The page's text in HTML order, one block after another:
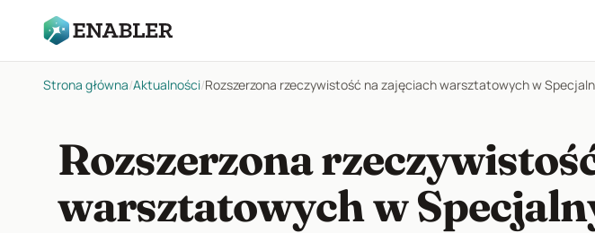
Strona główna/Aktualności/Rozszerzona rzeczywistość na zajęciach warsztatowych w
Rozszerzona
warsztatowych w